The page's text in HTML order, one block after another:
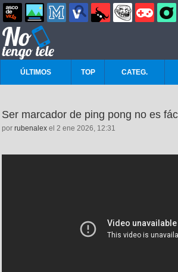
ÚLTIMOS TOP CATEG.
Ser marcador de ping pong no es
por rubenalex el 2 ene 2026, 12:31